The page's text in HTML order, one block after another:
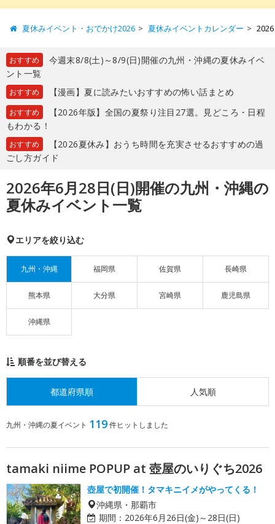
夏休みイベント・おでかけ2026 夏休みイベントカレンダー
おすすめ
今週末8/8(土)～8/9(日)開催の九州・沖縄の夏休みイベ
ント一覧
おすすめ 【漫画】夏に読みたいおすすめの怖い話まとめ
おすすめ
【2026年版】全国の夏祭り注目27選。見どころ・日程
もわかる！
おすすめ
【2026夏休み】おうち時間を充実させるおすすめの過
ごし方ガイド
2026年6月28日(日)開催の九州・沖縄の
夏休みイベント一覧
エリアを絞り込む
九州・沖縄 福岡県 佐賀県 長崎県
熊本県 大分県 宮崎県 鹿児島県
沖縄県
順番を並び替える
都道府県順 人気順
九州・沖縄の夏イベント 119件ヒットしました
tamaki niime POPUP at 壺屋のいりぐち2026
壺屋で初開催！タマキニイメがやってくる！
沖縄県・那覇市
期間： 2026年6月26日(金)～28日(日)